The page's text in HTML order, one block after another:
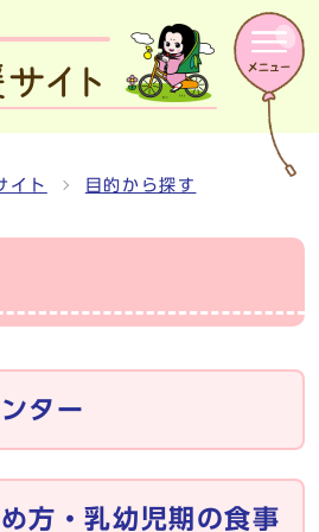
イト 目的から探す
ター
方・乳幼児期の食事